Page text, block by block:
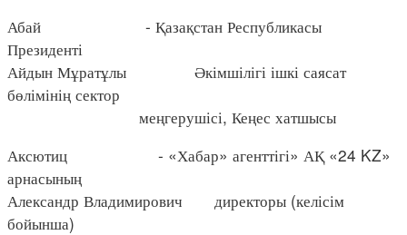
Абай - Қазақстан Республикасы
Президенті
Айдын Мұратұлы Әкімшілігі ішкі саясат
бөлімінің сектор
меңгерушісі, Кеңес хатшысы
Аксютиц - «Хабар» агенттігі» АҚ «24 KZ»
арнасының
Александр Владимирович директоры (келісім
бойынша)